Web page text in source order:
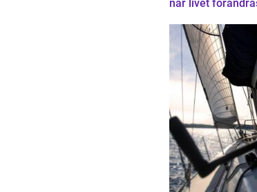
när livet